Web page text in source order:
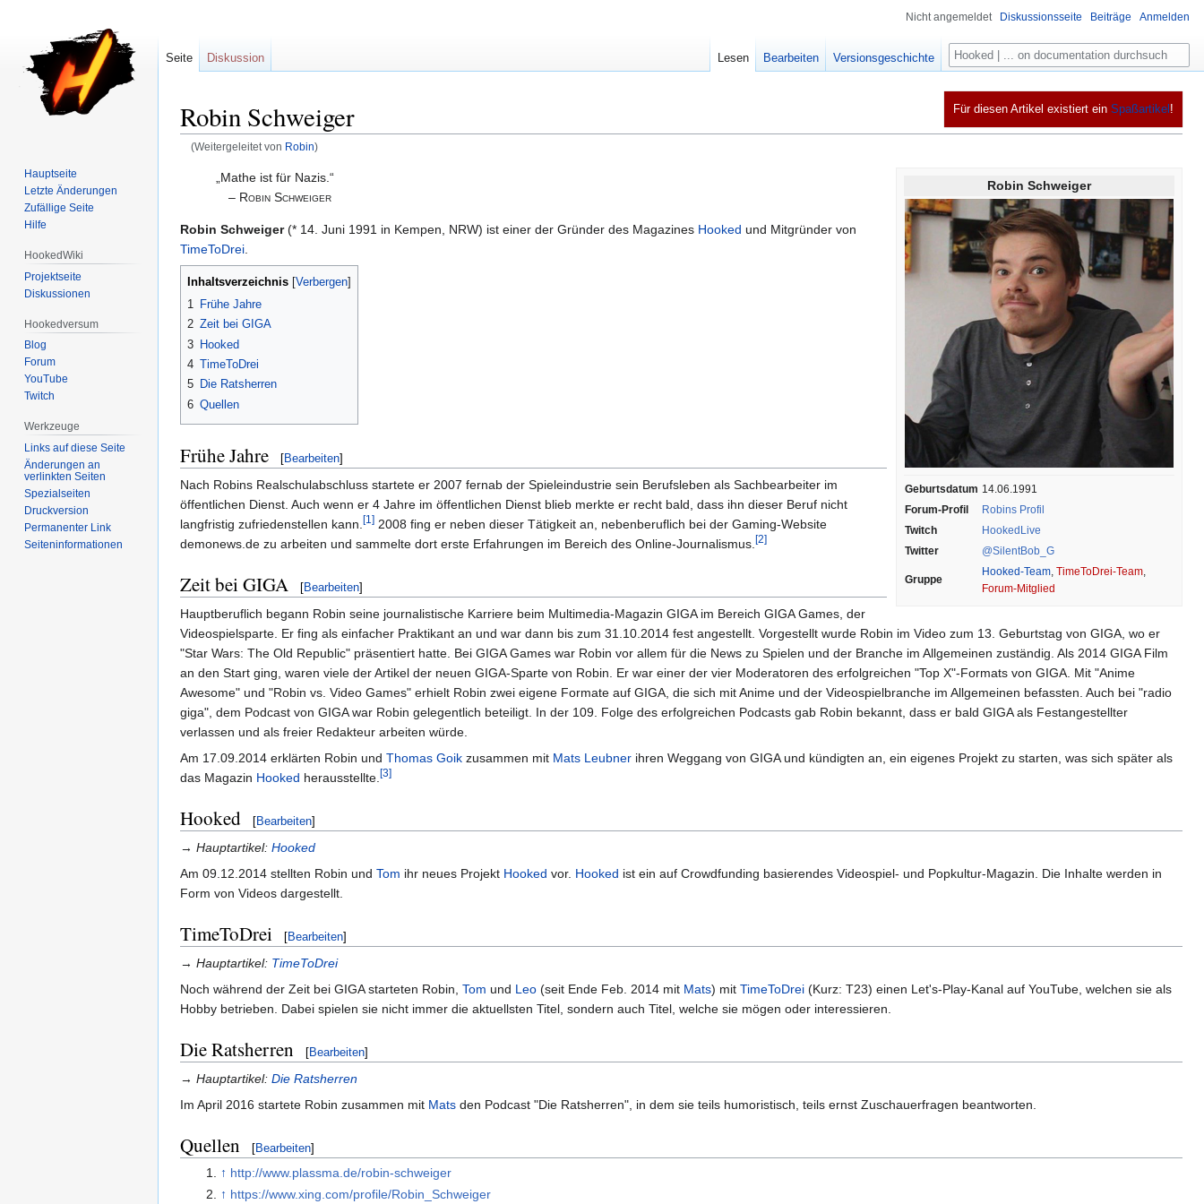
Für diesen Artikel existiert ein Spaßartikel!
Robin Schweiger
(Weitergeleitet von Robin)
Navigation
Robin Schweiger
Geburtsdatum 14.06.1991
Forum-Profil
Robins Profil
Twitch
HookedLive
Twitter
@SilentBob_G
Gruppe
Hooked-Team, TimeToDrei-Team,
Forum-Mitglied
„Mathe ist für Nazis.“
– Robin Schweiger
Robin Schweiger(* 14. Juni 1991 in Kempen, NRW) ist einer der Gründer des Magazines Hooked und Mitgründer von
TimeToDrei
Inhaltsverzeichnis
1 Frühe Jahre
2 Zeit bei GIGA
3 Hooked
4 TimeToDrei
5 Die Ratsherren
6 Quellen
Frühe Jahre [Bearbeiten]
Nach Robins Realschulabschluss startete er 2007 fernab der Spieleindustrie sein Berufsleben als Sachbearbeiter im
öffentlichen Dienst. Auch wenn er 4 Jahre im öffentlichen Dienst blieb merkte er recht bald, dass ihn dieser Beruf nicht
langfristig zufriedenstellen kann. [1] 2008 fing er neben dieser Tätigkeit an, nebenberuflich bei der Gaming-Website
demonews.de zu arbeiten und sammelte dort erste Erfahrungen im Bereich des Online-Journalismus. [2]
Zeit bei GIGA [Bearbeiten]
Hauptberuflich begann Robin seine journalistische Karriere beim Multimedia-Magazin GIGA im Bereich GIGA Games, der
Videospielsparte. Er fing als einfacher Praktikant an und war dann bis zum 31.10.2014 fest angestellt. Vorgestellt wurde Robin im Video zum 13. Geburtstag von GIGA, wo er
"Star Wars: The Old Republic" präsentiert hatte. Bei GIGA Games war Robin vor allem für die News zu Spielen und der Branche im Allgemeinen zuständig. Als 2014 GIGA Film
an den Start ging, waren viele der Artikel der neuen GIGA-Sparte von Robin. Er war einer der vier Moderatoren des erfolgreichen "Top X"-Formats von GIGA. Mit "Anime
Awesome" und "Robin vs. Video Games" erhielt Robin zwei eigene Formate auf GIGA, die sich mit Anime und der Videospielbranche im Allgemeinen befassten. Auch bei "radio
giga", dem Podcast von GIGA war Robin gelegentlich beteiligt. In der 109. Folge des erfolgreichen Podcasts gab Robin bekannt, dass er bald GIGA als Festangestellter
verlassen und als freier Redakteur arbeiten würde.
Am 17.09.2014 erklärten Robin und Thomas Goik zusammen mit Mats Leubner ihren Weggang von GIGA und kündigten an, ein eigenes Projekt zu starten, was sich später als
das Magazin Hooked herausstellte. [3]
Hooked [Bearbeiten]
→ Hauptartikel: Hooked
Am 09.12.2014 stellten Robin und Tom ihr neues Projekt Hooked vor. Hooked ist ein auf Crowdfunding basierendes Videospiel- und Popkultur-Magazin. Die Inhalte werden in
Form von Videos dargestellt.
TimeToDrei [Bearbeiten]
→ Hauptartikel: TimeToDrei
Noch während der Zeit bei GIGA starteten Robin, Tom und Leo (seit Ende Feb. 2014 mit Mats) mit TimeToDrei (Kurz: T23) einen Let's-Play-Kanal auf YouTube, welchen sie als
Hobby betrieben. Dabei spielen sie nicht immer die aktuellsten Titel, sondern auch Titel, welche sie mögen oder interessieren.
Die Ratsherren [Bearbeiten]
→ Hauptartikel: Die Ratsherren
Im April 2016 startete Robin zusammen mit Mats den Podcast "Die Ratsherren", in dem sie teils humoristisch, teils ernst Zuschauerfragen beantworten.
Quellen [Bearbeiten]
↑ http://www.plassma.de/robin-schweiger
↑ https://www.xing.com/profile/Robin_Schweiger
Nicht angemeldet Diskussionsseite Beiträge Anmelden
Seite Diskussion Lesen Bearbeiten Versionsgeschichte
Suche
Hauptseite
Letzte Änderungen
Zufällige Seite
Hilfe
HookedWiki
Projektseite
Diskussionen
Hookedversum
Blog
Forum
YouTube
Twitch
Werkzeuge
Links auf diese Seite
Änderungen an
verlinkten Seiten
Spezialseiten
Druckversion
Permanenter Link
Seiten­informationen